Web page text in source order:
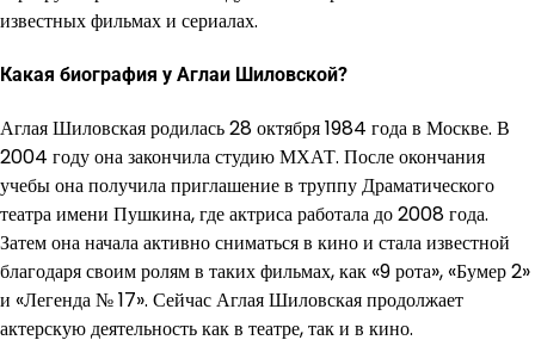
известных фильмах и сериалах.
Какая биография у Аглаи Шиловской?
Аглая Шиловская родилась 28 октября 1984 года в Москве. В
2004 году она закончила студию МХАТ. После окончания
учебы она получила приглашение в труппу Драматического
театра имени Пушкина, где актриса работала до 2008 года.
Затем она начала активно сниматься в кино и стала известной
благодаря своим ролям в таких фильмах, как «9 рота», «Бумер 2»
и «Легенда № 17». Сейчас Аглая Шиловская продолжает
актерскую деятельность как в театре, так и в кино.